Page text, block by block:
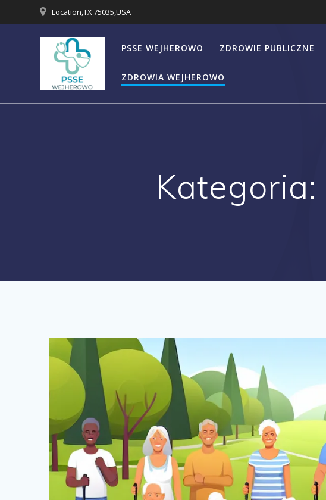
do
Location,TX 75035,USA
PSSE WEJHEROWO ZDROWIE PUBLICZNE
ZDROWIA WEJHEROWO
Kategoria: